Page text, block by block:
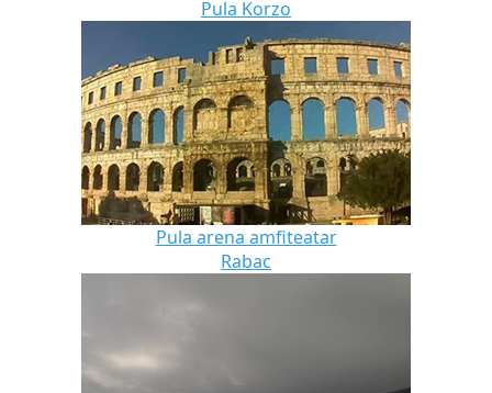
Pula Korzo
Pula arena amfiteatar
Rabac